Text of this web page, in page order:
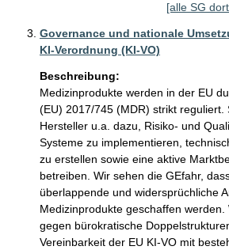
[alle SG
Governance und nationale
KI-Verordnung (KI-VO)
Beschreibung:
Medizinprodukte werden in der EU
(EU) 2017/745 (MDR) strikt reguliert.
Hersteller u.a. dazu, Risiko- und
Systeme zu implementieren,
zu erstellen sowie eine aktive
betreiben. Wir sehen die GEfahr,
überlappende und widersprüchliche
Medizinprodukte geschaffen
gegen bürokratische
Vereinbarkeit der EU KI-VO mit